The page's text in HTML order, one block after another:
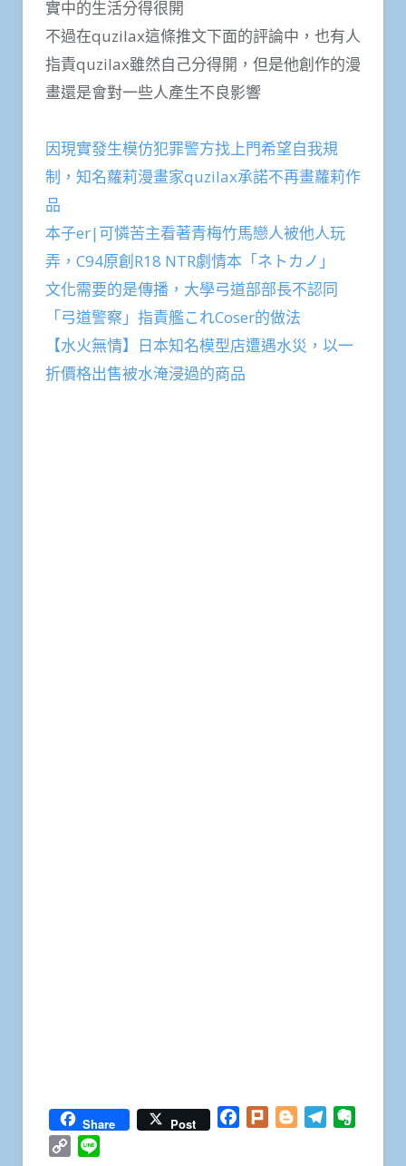
實中的生活分得很開
不過在quzilax這條推文下面的評論中，也有人
指責quzilax雖然自己分得開，但是他創作的漫
畫還是會對一些人產生不良影響
因現實發生模仿犯罪警方找上門希望自我規
制，知名蘿莉漫畫家quzilax承諾不再畫蘿莉作
品
本子er|可憐苦主看著青梅竹馬戀人被他人玩
弄，C94原創R18 NTR劇情本「ネトカノ」
文化需要的是傳播，大學弓道部部長不認同
「弓道警察」指責艦これCoser的做法
【水火無情】日本知名模型店遭遇水災，以一
折價格出售被水淹浸過的商品
Share Post Facebook
Plurk BloggerTelegram
Copy